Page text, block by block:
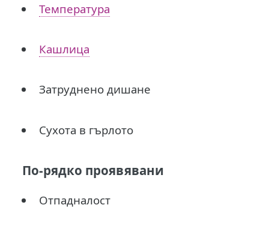
Температура
Кашлица
Затруднено дишане
Сухота в гърлото
По-рядко проявявани
Отпадналост